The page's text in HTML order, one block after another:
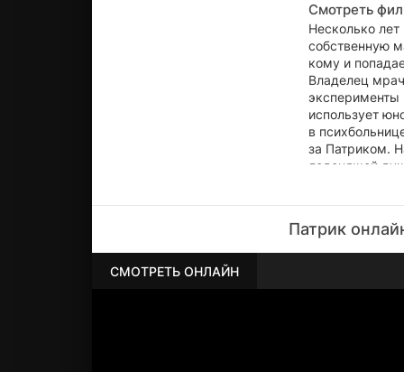
Смотреть
Несколько
собственную
кому и
Владелец
эксперименты
использует
в
за Патриком.
леденящей
Патрик
СМОТРЕТЬ ОНЛАЙН